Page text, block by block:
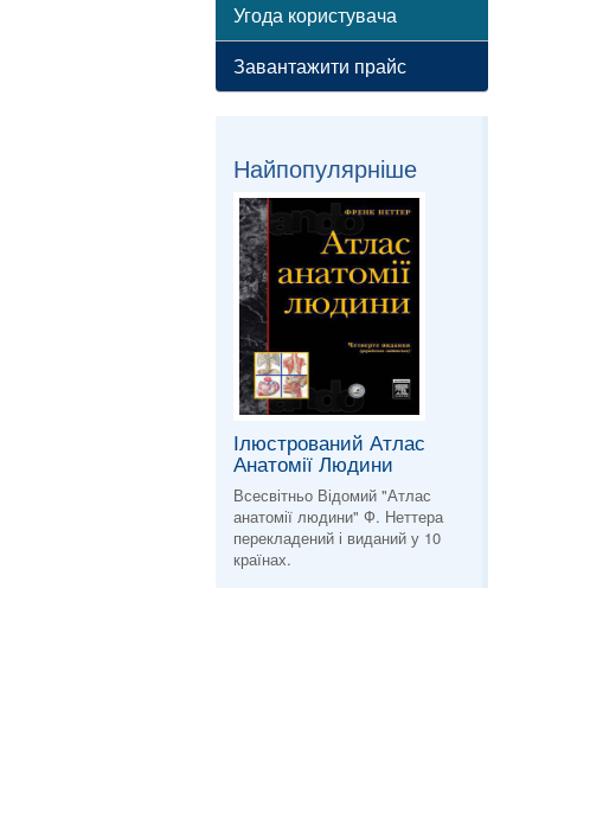
Угода користувача
Завантажити прайс
Найпопулярніше
Ілюстрований Атлас
Анатомії Людини
Всесвітньо Відомий "Атлас
анатомії людини" Ф. Неттера
перекладений і виданий у 10
країнах.